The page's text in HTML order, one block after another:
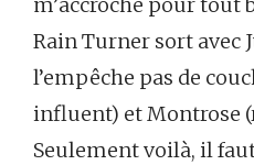
m’accroche pour tout
Rain Turner sort avec
l’empêche pas de
influent) et Montrose
Seulement voilà, il